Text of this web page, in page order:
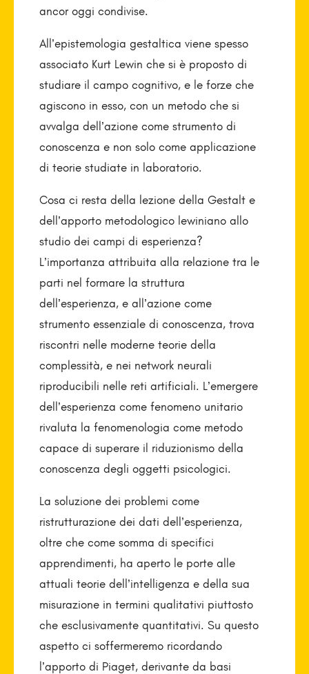
ancor oggi condivise.
All’epistemologia gestaltica viene spesso
associato Kurt Lewin che si è proposto di
studiare il campo cognitivo, e le forze che
agiscono in esso, con un metodo che si
avvalga dell’azione come strumento di
conoscenza e non solo come applicazione
di teorie studiate in laboratorio.
Cosa ci resta della lezione della Gestalt e
dell’apporto metodologico lewiniano allo
studio dei campi di esperienza?
L’importanza attribuita alla relazione tra le
parti nel formare la struttura
dell’esperienza, e all’azione come
strumento essenziale di conoscenza, trova
riscontri nelle moderne teorie della
complessità, e nei network neurali
riproducibili nelle reti artificiali. L’emergere
dell’esperienza come fenomeno unitario
rivaluta la fenomenologia come metodo
capace di superare il riduzionismo della
conoscenza degli oggetti psicologici.
La soluzione dei problemi come
ristrutturazione dei dati dell’esperienza,
oltre che come somma di specifici
apprendimenti, ha aperto le porte alle
attuali teorie dell’intelligenza e della sua
misurazione in termini qualitativi piuttosto
che esclusivamente quantitativi. Su questo
aspetto ci soffermeremo ricordando
l’apporto di Piaget, derivante da basi